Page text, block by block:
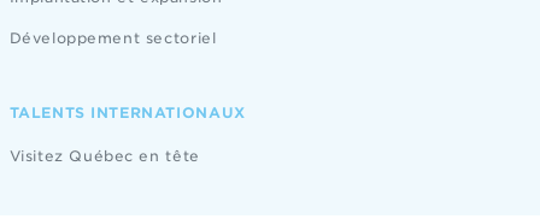
Développement sectoriel
TALENTS INTERNATIONAUX
Visitez Québec en tête